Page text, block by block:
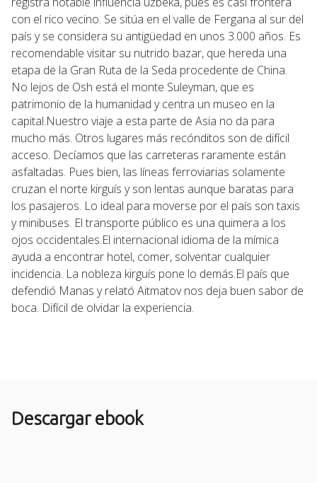
con el rico vecino. Se sitúa en el valle de Fergana al sur del
país y se considera su antigüedad en unos 3.000 años. Es
recomendable visitar su nutrido bazar, que hereda una
etapa de la Gran Ruta de la Seda procedente de China.
No lejos de Osh está el monte Suleyman, que es
patrimonio de la humanidad y centra un museo en la
capital.Nuestro viaje a esta parte de Asia no da para
mucho más. Otros lugares más recónditos son de difícil
acceso. Decíamos que las carreteras raramente están
asfaltadas. Pues bien, las líneas ferroviarias solamente
cruzan el norte kirguís y son lentas aunque baratas para
los pasajeros. Lo ideal para moverse por el país son taxis
y minibuses. El transporte público es una quimera a los
ojos occidentales.El internacional idioma de la mímica
ayuda a encontrar hotel, comer, solventar cualquier
incidencia. La nobleza kirguís pone lo demás.El país que
defendió Manas y relató Aitmatov nos deja buen sabor de
boca. Difícil de olvidar la experiencia.
Descargar ebook